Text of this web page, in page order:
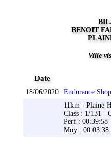
BENOIT
Ville
Date
18/06/2020
Endurance
11km - Plaine-
Class : 1/131 -
Perf : 00:39:58
Moy :